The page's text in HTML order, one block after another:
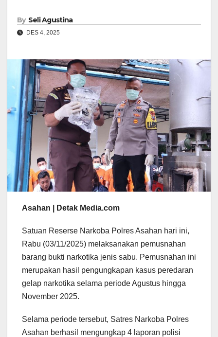
By Seli Agustina
DES 4, 2025
Asahan | Detak Media.com
Satuan Reserse Narkoba Polres Asahan hari ini,
Rabu (03/11/2025) melaksanakan pemusnahan
barang bukti narkotika jenis sabu. Pemusnahan ini
merupakan hasil pengungkapan kasus peredaran
gelap narkotika selama periode Agustus hingga
November 2025.
Selama periode tersebut, Satres Narkoba Polres
Asahan berhasil mengungkap 4 laporan polisi